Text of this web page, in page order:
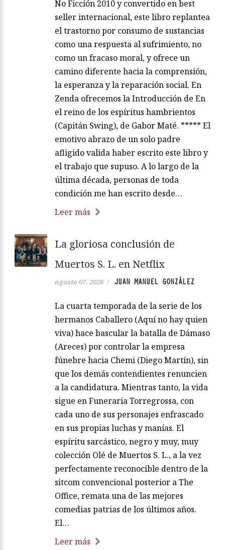
No Ficción 2010 y convertido en best
seller internacional, este libro replantea
el trastorno por consumo de sustancias
como una respuesta al sufrimiento, no
como un fracaso moral, y ofrece un
camino diferente hacia la comprensión,
la esperanza y la reparación social. En
Zenda ofrecemos la Introducción de En
el reino de los espíritus hambrientos
(Capitán Swing), de Gabor Maté. ***** El
emotivo abrazo de un solo padre
afligido valida haber escrito este libro y
el trabajo que supuso. A lo largo de la
última década, personas de toda
condición me han escrito desde…
Leer más
La gloriosa conclusión de
Muertos S. L. en Netflix
agosto 07, 2026 / JUAN MANUEL GONZÁLEZ
La cuarta temporada de la serie de los
hermanos Caballero (Aquí no hay quien
viva) hace bascular la batalla de Dámaso
(Areces) por controlar la empresa
fúnebre hacia Chemi (Diego Martín), sin
que los demás contendientes renuncien
a la candidatura. Mientras tanto, la vida
sigue en Funeraria Torregrossa, con
cada uno de sus personajes enfrascado
en sus propias luchas y manías. El
espíritu sarcástico, negro y muy, muy
colección Olé de Muertos S. L., a la vez
perfectamente reconocible dentro de la
sitcom convencional posterior a The
Office, remata una de las mejores
comedias patrias de los últimos años.
El…
Leer más